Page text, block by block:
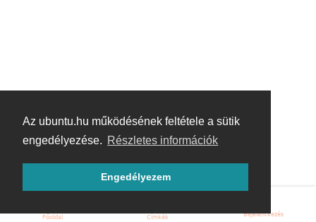
Az ubuntu.hu működésének feltétele a sütik
engedélyezése. Részletes információk
Engedélyezem
Főoldal Címkék Bejelentkezés